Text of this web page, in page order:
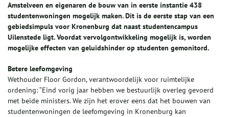
Amstelveen en eigenaren de bouw van in eerste instantie 438
studentenwoningen mogelijk maken. Dit is de eerste stap van een
gebiedsimpuls voor Kronenburg dat naast studentencampus
Uilenstede ligt. Voordat vervolgontwikkeling mogelijk is, worden
mogelijke effecten van geluidshinder op studenten gemonitord.
Betere leefomgeving
Wethouder Floor Gordon, verantwoordelijk voor ruimtelijke
ordening: “Eind vorig jaar hebben we bestuurlijk overleg gevoerd
met beide ministers. We zijn het erover eens dat het bouwen van
studentenwoningen de leefomgeving in Kronenburg kan